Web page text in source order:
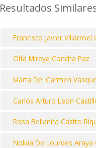
Resultados
Francisco Javier Villarroel
Olfa Mireya Concha Paz
Marta Del Carmen
Carlos Arturo Leon
Rosa Bellanira Castro
Nolvia De Lourdes Araya